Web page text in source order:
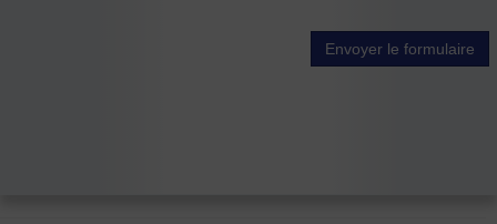
Envoyer le formulaire